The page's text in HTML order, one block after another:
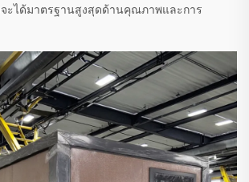
ะได้มาตรฐานสูงสุดด้านคุณภาพและการ